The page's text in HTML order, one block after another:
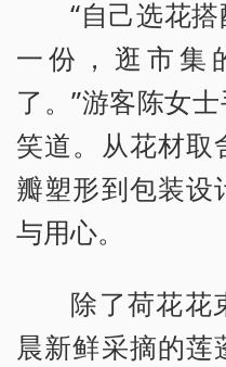
“自己选花
一份，逛市集
了。”游客陈女
笑道。从花材取
瓣塑形到包装设
与用心。
除了荷花花
晨新鲜采摘的